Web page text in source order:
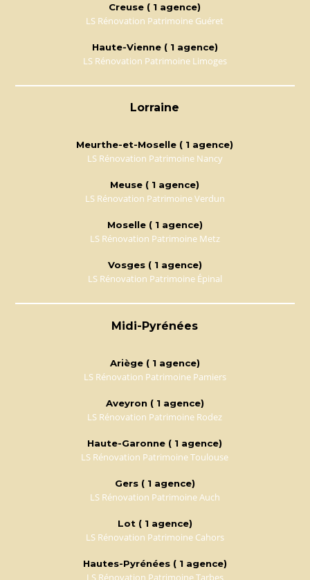
Creuse ( 1 agence)
LS Rénovation Patrimoine Guéret
Haute-Vienne ( 1 agence)
LS Rénovation Patrimoine Limoges
Lorraine
Meurthe-et-Moselle ( 1 agence)
LS Rénovation Patrimoine Nancy
Meuse ( 1 agence)
LS Rénovation Patrimoine Verdun
Moselle ( 1 agence)
LS Rénovation Patrimoine Metz
Vosges ( 1 agence)
LS Rénovation Patrimoine Épinal
Midi-Pyrénées
Ariège ( 1 agence)
LS Rénovation Patrimoine Pamiers
Aveyron ( 1 agence)
LS Rénovation Patrimoine Rodez
Haute-Garonne ( 1 agence)
LS Rénovation Patrimoine Toulouse
Gers ( 1 agence)
LS Rénovation Patrimoine Auch
Lot ( 1 agence)
LS Rénovation Patrimoine Cahors
Hautes-Pyrénées ( 1 agence)
LS Rénovation Patrimoine Tarbes